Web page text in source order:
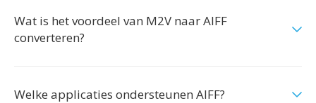
Wat is het voordeel van M2V naar AIFF
converteren?
Welke applicaties ondersteunen AIFF?